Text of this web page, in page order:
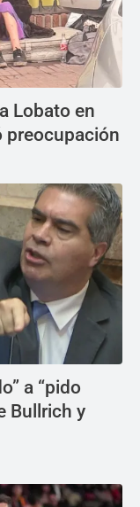
Lobato en
preocupación
a “pido
Bullrich y